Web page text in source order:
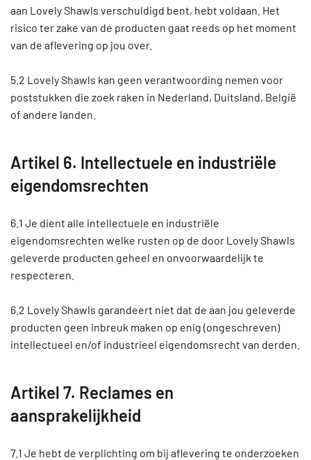
aan Lovely Shawls verschuldigd bent, hebt voldaan. Het
risico ter zake van de producten gaat reeds op het moment
van de aflevering op jou over.
5.2 Lovely Shawls kan geen verantwoording nemen voor
poststukken die zoek raken in Nederland, Duitsland, België
of andere landen.
Artikel 6. Intellectuele en industriële
eigendomsrechten
6.1 Je dient alle intellectuele en industriële
eigendomsrechten welke rusten op de door Lovely Shawls
geleverde producten geheel en onvoorwaardelijk te
respecteren.
6.2 Lovely Shawls garandeert niet dat de aan jou geleverde
producten geen inbreuk maken op enig (ongeschreven)
intellectueel en/of industrieel eigendomsrecht van derden.
Artikel 7. Reclames en
aansprakelijkheid
7.1 Je hebt de verplichting om bij aflevering te onderzoeken